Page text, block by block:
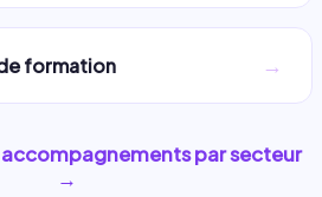
formation →
accompagnements par secteur
→